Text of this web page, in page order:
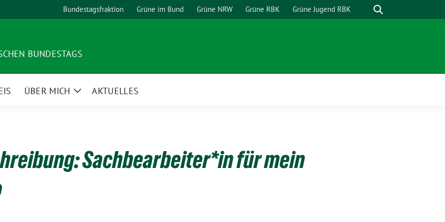
Bundestagsfraktion Grüne im Bund Grüne NRW Grüne RBK Grüne Jugend RBK Suche
BUNDESTAGS
ÜBER MICH
ZeigeAKTUELLES
Sachbearbeiter*in für mein